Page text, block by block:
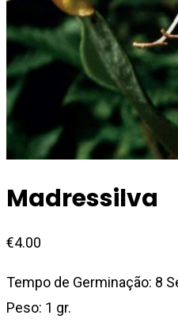
Madressilva
€4.00
Tempo de Germinação: 8
Peso: 1 gr.